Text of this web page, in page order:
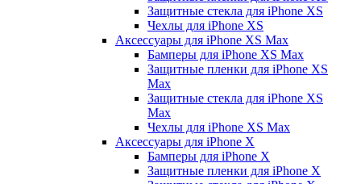
Защитные стекла для iPhone ХS
Чехлы для iPhone ХS
Аксессуары для iPhone ХS Max
Бамперы для iPhone XS Max
Защитные пленки для iPhone XS
Max
Защитные стекла для iPhone XS
Max
Чехлы для iPhone XS Max
Аксессуары для iPhone X
Бамперы для iPhone X
Защитные пленки для iPhone X